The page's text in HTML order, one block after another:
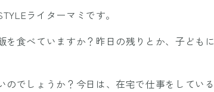
ライターマミです。
食べていますか？昨日の残りとか、子どもに
でしょうか？今日は、在宅で仕事をしている